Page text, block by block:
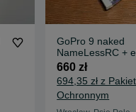
GoPro 9 naked
NameLessRC +
kabel zasilający
660 zł
694,35 zł z
Ochronnym